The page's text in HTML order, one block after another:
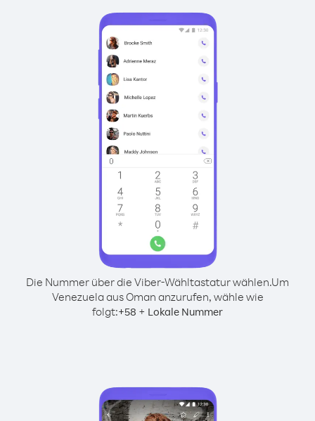
Die Nummer über die Viber-Wähltastatur wählen.Um
Venezuela aus Oman anzurufen, wähle wie
folgt:+58 + Lokale Nummer